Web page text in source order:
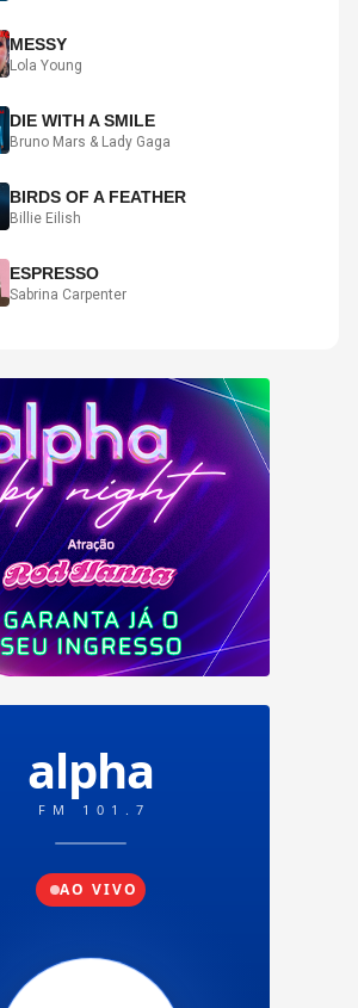
MESSY
Lola Young
DIE WITH A SMILE
Bruno Mars & Lady Gaga
BIRDS OF A FEATHER
Billie Eilish
ESPRESSO
Sabrina Carpenter